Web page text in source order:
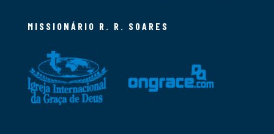
MISSIONÁRIO R. R. SOARES